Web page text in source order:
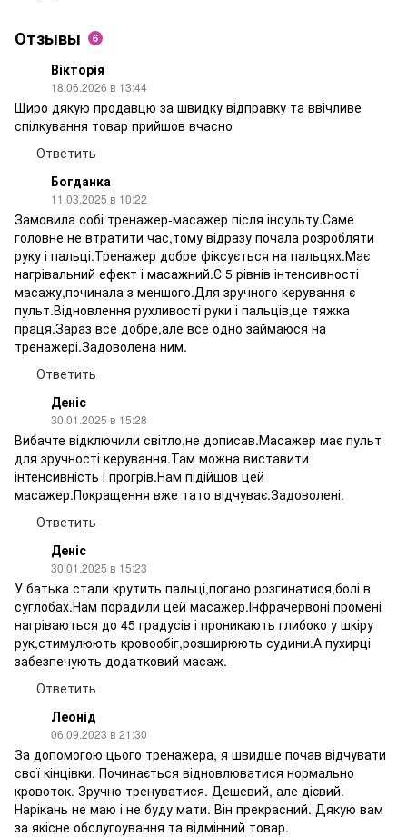
Отзывы 6
Вікторія
18.06.2026 в 13:44
Щиро дякую продавцю за швидку відправку та ввічливе
спілкування товар прийшов вчасно
Ответить
Богданка
11.03.2025 в 10:22
Замовила собі тренажер-масажер після інсульту.Саме
головне не втратити час,тому відразу почала розробляти
руку і пальці.Тренажер добре фіксується на пальцях.Має
нагрівальний ефект і масажний.Є 5 рівнів інтенсивності
масажу,починала з меншого.Для зручного керування є
пульт.Відновлення рухливості руки і пальців,це тяжка
праця.Зараз все добре,але все одно займаюся на
тренажері.Задоволена ним.
Ответить
Деніс
30.01.2025 в 15:28
Вибачте відключили світло,не дописав.Масажер має пульт
для зручності керування.Там можна виставити
інтенсивність і прогрів.Нам підійшов цей
масажер.Покращення вже тато відчуває.Задоволені.
Ответить
Деніс
30.01.2025 в 15:23
У батька стали крутить пальці,погано розгинатися,болі в
суглобах.Нам порадили цей масажер.Інфрачервоні промені
нагріваються до 45 градусів і проникають глибоко у шкіру
рук,стимулюють кровообіг,розширюють судини.А пухирці
забезпечують додатковий масаж.
Ответить
Леонід
06.09.2023 в 21:30
За допомогою цього тренажера, я швидше почав відчувати
свої кінцівки. Починається відновлюватися нормально
кровоток. Зручно тренуватися. Дешевий, але дієвий.
Нарікань не маю і не буду мати. Він прекрасний. Дякую вам
за якісне обслугоування та відмінний товар.